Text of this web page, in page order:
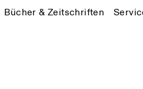
Bücher & Zeitschriften